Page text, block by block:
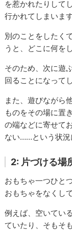
を惹かれたりして
行かれてしまいます
別のことをしたく
うと、どこに何を
そのため、次に遊
回ることになって
また、遊びながら
ものをその場に置
の端などに寄せて
ない……という状況
2: 片づける場
おもちゃ一つひと
おもちゃをなくし
例えば、空いてい
ていたり、そもそ